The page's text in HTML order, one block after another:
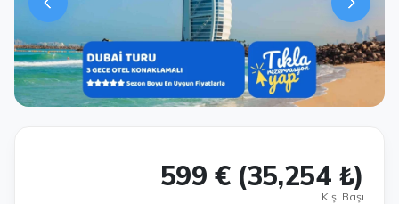
599 € (35,254 ₺)
Kişi Başı